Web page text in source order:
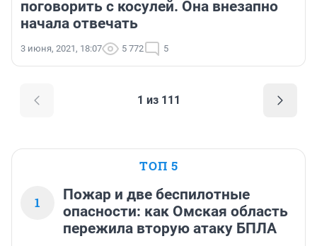
поговорить с косулей. Она внезапно
начала отвечать
3 июня, 2021, 18:07 5 772 5
1 из 111
ТОП 5
1
Пожар и две беспилотные
опасности: как Омская область
пережила вторую атаку БПЛА